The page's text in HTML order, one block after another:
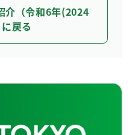
介（令和6年(2024
戻る